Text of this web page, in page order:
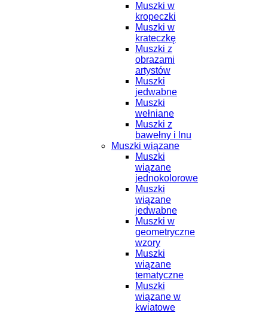
Muszki w
kropeczki
Muszki w
krateczkę
Muszki z
obrazami
artystów
Muszki
jedwabne
Muszki
wełniane
Muszki z
bawełny i lnu
Muszki wiązane
Muszki
wiązane
jednokolorowe
Muszki
wiązane
jedwabne
Muszki w
geometryczne
wzory
Muszki
wiązane
tematyczne
Muszki
wiązane w
kwiatowe